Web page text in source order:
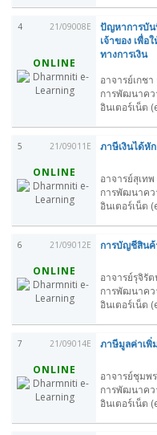
4 21/09008E
ONLINE
ปัญหาการบั
เจ้าของ เพื่อ
ทางการเงิน
อาจารย์เกชา
การพัฒนาคว
อินเตอร์เน็ต
5 21/09011E
ONLINE
ภาษีเงินได้หั
อาจารย์สุเท
การพัฒนาคว
อินเตอร์เน็ต
6 21/09012E
ONLINE
การบัญชีสินค้
อาจารย์รุจิรั
การพัฒนาคว
อินเตอร์เน็ต
7 21/09014E
ONLINE
ภาษีมูลค่าเพิ่
อาจารย์ชุมพ
การพัฒนาคว
อินเตอร์เน็ต